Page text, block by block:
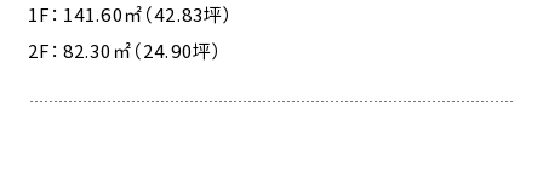
1F：141.60㎡（42.83坪）
2F：82.30㎡（24.90坪）